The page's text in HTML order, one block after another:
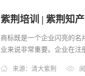
商标既是一个企业闪亮的名
业来说非常重要。企业在注
来源：清大紫荆